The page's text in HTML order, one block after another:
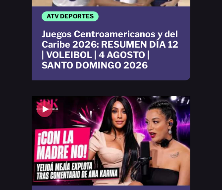
ATV DEPORTES
Juegos Centroamericanos y del
Caribe 2026: RESUMEN DÍA 12
| VOLEIBOL | 4 AGOSTO |
SANTO DOMINGO 2026